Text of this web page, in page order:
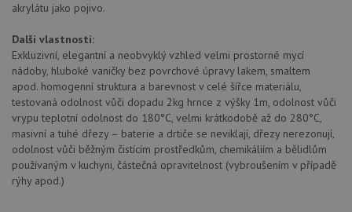
akrylátu jako pojivo.
Další vlastnosti:
Exkluzivní, elegantní a neobvyklý vzhled velmi prostorné mycí
nádoby, hluboké vaničky bez povrchové úpravy lakem, smaltem
apod. homogenní struktura a barevnost v celé šířce materiálu,
testovaná odolnost vůči dopadu 2kg hrnce z výšky 1m, odolnost vůči
vrypu teplotní odolnost do 180°C, velmi krátkodobě až do 280°C,
masivní a tuhé dřezy – baterie a drtiče se neviklají, dřezy nerezonují,
odolnost vůči běžným čistícím prostředkům, chemikáliím a bělidlům
používaným v kuchyni, částečná opravitelnost (vybroušením v případě
rýhy apod.)